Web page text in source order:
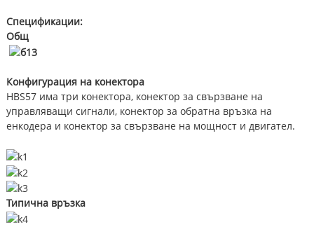
Спецификации:
Общ
Конфигурация на конектора
HBS57 има три конектора, конектор за свързване на
управляващи сигнали, конектор за обратна връзка на
енкодера и конектор за свързване на мощност и двигател.
Типична връзка